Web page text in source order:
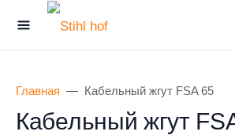
Главная Кабельный жгут FSA 65
Кабельный жгут